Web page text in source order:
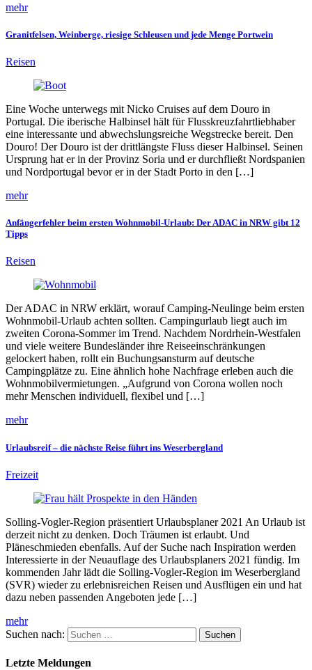
mehr
Granitfelsen, Weinberge, riesige Schleusen und jede Menge Portwein
Reisen
Eine Woche unterwegs mit Nicko Cruises auf dem Douro in
Portugal. Die iberische Halbinsel hält für Flusskreuzfahrtliebhaber
eine interessante und abwechslungsreiche Wegstrecke bereit. Den
Douro! Der Douro ist der drittlängste Fluss dieser Halbinsel. Seinen
Ursprung hat er in der Provinz Soria und er durchfließt Nordspanien
und Nordportugal bevor er in der Stadt Porto in den […]
mehr
Anfängerfehler beim ersten Wohnmobil-Urlaub: Der ADAC in NRW gibt 12
Tipps
Reisen
Der ADAC in NRW erklärt, worauf Camping-Neulinge beim ersten
Wohnmobil-Urlaub achten sollten. Campingurlaub liegt auch im
zweiten Corona-Sommer im Trend. Nachdem Nordrhein-Westfalen
und viele weitere Bundesländer ihre Reiseeinschränkungen
gelockert haben, rollt ein Buchungsansturm auf deutsche
Campingplätze zu. Eine ähnlich hohe Nachfrage erleben auch die
Wohnmobilvermietungen. „Aufgrund von Corona wollen noch
mehr Menschen individuell, flexibel und […]
mehr
Urlaubsreif – die nächste Reise führt ins Weserbergland
Freizeit
Solling-Vogler-Region präsentiert Urlaubsplaner 2021 An Urlaub ist
derzeit nicht zu denken. Doch Träumen ist erlaubt. Und
Pläneschmieden ebenfalls. Auf der Suche nach Inspiration werden
Interessierte in der Neuauflage des Urlaubsplaners 2021 fündig. Im
kommenden Jahr lädt die Solling-Vogler-Region im Weserbergland
(SVR) wieder zu erlebnisreichen Reisen und Ausflügen ein und hat
dazu neben passenden Angeboten jede […]
mehr
Suchen nach:
Letzte Meldungen